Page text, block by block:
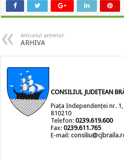
Articolul anterior
ARHIVA
CONSILIUL JUDEȚEAN
Piața Independenței nr.
810210
Telefon:0239.619.600
Fax:0239.611.765
E-mail: